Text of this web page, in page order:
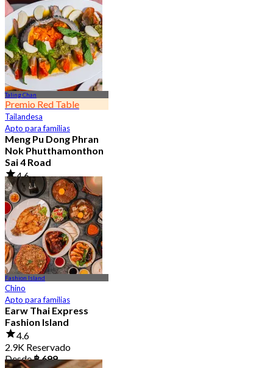
Taling Chan
Premio Red Table
Tailandesa
Apto para familias
Meng Pu Dong Phran
Nok Phutthamonthon
Sai 4 Road
4.6
2.9K Reservado
Desde฿ 323
Fashion Island
Chino
Apto para familias
Earw Thai Express
Fashion Island
4.6
2.9K Reservado
Desde฿ 699